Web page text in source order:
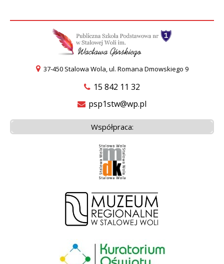
37-450 Stalowa Wola, ul. Romana Dmowskiego 9
15 842 11 32
psp1stw@wp.pl
Współpraca: